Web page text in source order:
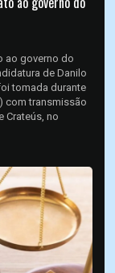
ao governo do
de Danilo
tomada durante
com transmissão
Crateús, no